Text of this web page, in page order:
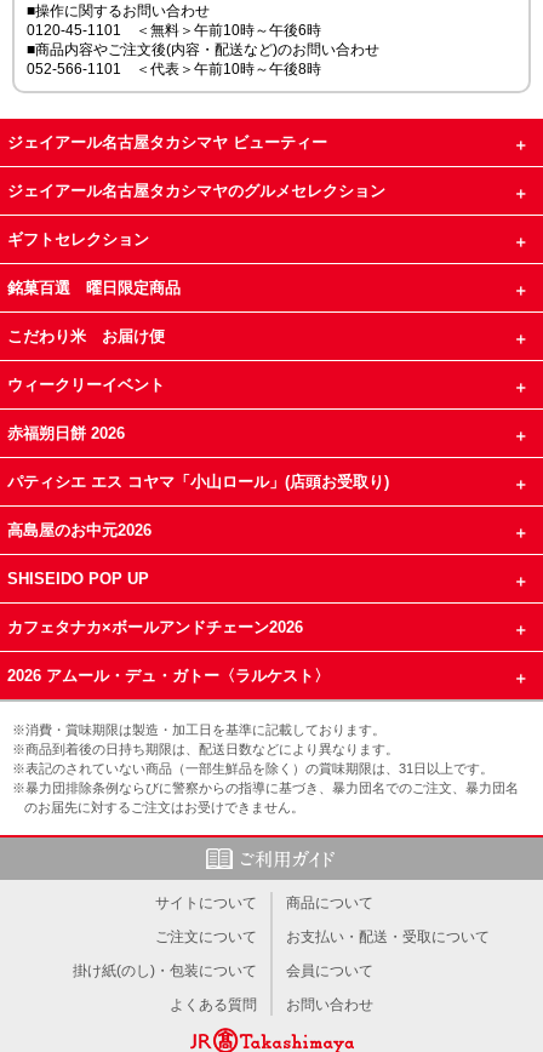
■操作に関するお問い合わせ
0120-45-1101 ＜無料＞午前10時～午後6時
■商品内容やご注文後(内容・配送など)のお問い合わせ
052-566-1101 ＜代表＞午前10時～午後8時
ジェイアール名古屋タカシマヤ ビューティー
ジェイアール名古屋タカシマヤのグルメセレクション
ギフトセレクション
銘菓百選 曜日限定商品
こだわり米 お届け便
ウィークリーイベント
赤福朔日餅 2026
パティシエ エス コヤマ「小山ロール」(店頭お受取り)
高島屋のお中元2026
SHISEIDO POP UP
カフェタナカ×ボールアンドチェーン2026
2026 アムール・デュ・ガトー〈ラルケスト〉
※消費・賞味期限は製造・加工日を基準に記載しております。
※商品到着後の日持ち期限は、配送日数などにより異なります。
※表記のされていない商品（一部生鮮品を除く）の賞味期限は、31日以上です。
※暴力団排除条例ならびに警察からの指導に基づき、暴力団名でのご注文、暴力団名
のお届先に対するご注文はお受けできません。
サイトについて
商品について
ご注文について
お支払い・配送・受取について
掛け紙(のし)・包装について
会員について
よくある質問
お問い合わせ